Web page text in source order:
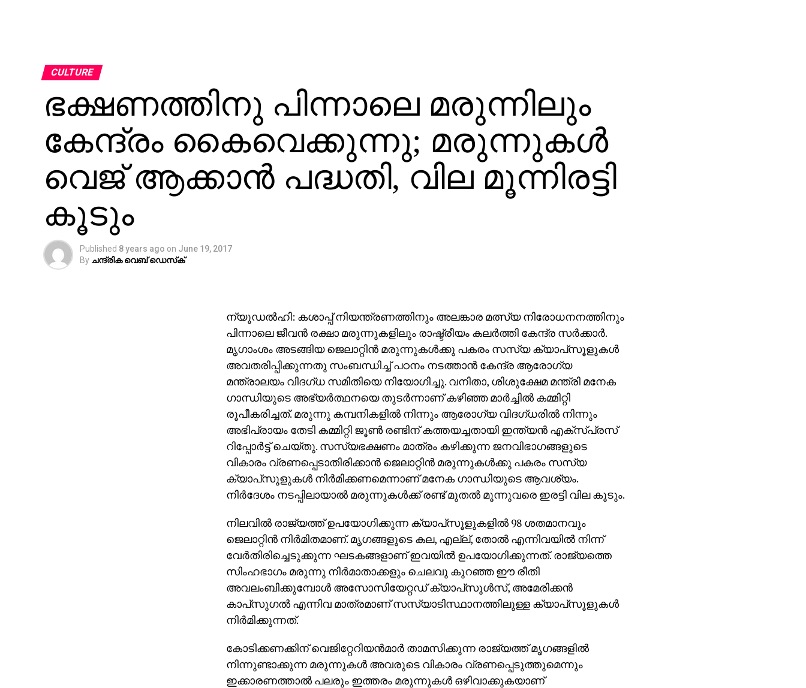
CULTURE
ഭക്ഷണത്തിനു പിന്നാലെ മരുന്നിലും
കേന്ദ്രം കൈവെക്കുന്നു; മരുന്നുകള്‍
വെജ് ആക്കാന്‍ പദ്ധതി, വില മൂന്നിരട്ടി
കൂടും
Published 8 years ago on June 19, 2017
By ചന്ദ്രിക വെബ് ഡെസ്‌ക്‌
ന്യൂഡല്‍ഹി: കശാപ്പ് നിയന്ത്രണത്തിനും അലങ്കാര മത്സ്യ നിരോധനനത്തിനും
പിന്നാലെ ജീവന്‍ രക്ഷാ മരുന്നുകളിലും രാഷ്ട്രീയം കലര്‍ത്തി കേന്ദ്ര സര്‍ക്കാര്‍.
മൃഗാംശം അടങ്ങിയ ജെലാറ്റിന്‍ മരുന്നുകള്‍ക്കു പകരം സസ്യ ക്യാപ്‌സൂളുകള്‍
അവതരിപ്പിക്കുന്നതു സംബന്ധിച്ച് പഠനം നടത്താന്‍ കേന്ദ്ര ആരോഗ്യ
മന്ത്രാലയം വിദഗ്ധ സമിതിയെ നിയോഗിച്ചു. വനിതാ, ശിശുക്ഷേമ മന്ത്രി മനേക
ഗാന്ധിയുടെ അഭ്യര്‍ത്ഥനയെ തുടര്‍ന്നാണ് കഴിഞ്ഞ മാര്‍ച്ചില്‍ കമ്മിറ്റി
രൂപീകരിച്ചത്. മരുന്നു കമ്പനികളില്‍ നിന്നും ആരോഗ്യ വിദഗ്ധരില്‍ നിന്നും
അഭിപ്രായം തേടി കമ്മിറ്റി ജൂണ്‍ രണ്ടിന് കത്തയച്ചതായി ഇന്ത്യന്‍ എക്‌സ്പ്രസ്
റിപ്പോര്‍ട്ട് ചെയ്തു. സസ്യഭക്ഷണം മാത്രം കഴിക്കുന്ന ജനവിഭാഗങ്ങളുടെ
വികാരം വ്രണപ്പെടാതിരിക്കാന്‍ ജെലാറ്റിന്‍ മരുന്നുകള്‍ക്കു പകരം സസ്യ
ക്യാപ്‌സൂളുകള്‍ നിര്‍മിക്കണമെന്നാണ് മനേക ഗാന്ധിയുടെ ആവശ്യം.
നിര്‍ദേശം നടപ്പിലായാല്‍ മരുന്നുകള്‍ക്ക് രണ്ട് മുതല്‍ മൂന്നുവരെ ഇരട്ടി വില കൂടും.
നിലവില്‍ രാജ്യത്ത് ഉപയോഗിക്കുന്ന ക്യാപ്‌സൂളുകളില്‍ 98 ശതമാനവും
ജെലാറ്റിന്‍ നിര്‍മിതമാണ്. മൃഗങ്ങളുടെ കല, എല്ല്, തോല്‍ എന്നിവയില്‍ നിന്ന്
വേര്‍തിരിച്ചെടുക്കുന്ന ഘടകങ്ങളാണ് ഇവയില്‍ ഉപയോഗിക്കുന്നത്. രാജ്യത്തെ
സിംഹഭാഗം മരുന്നു നിര്‍മാതാക്കളും ചെലവു കുറഞ്ഞ ഈ രീതി
അവലംബിക്കുമ്പോള്‍ അസോസിയേറ്റഡ് ക്യാപ്‌സൂള്‍സ്, അമേരിക്കന്‍
കാപ്‌സുഗല്‍ എന്നിവ മാത്രമാണ് സസ്യാടിസ്ഥാനത്തിലുള്ള ക്യാപ്‌സൂളുകള്‍
നിര്‍മിക്കുന്നത്.
കോടിക്കണക്കിന് വെജിറ്റേറിയന്‍മാര്‍ താമസിക്കുന്ന രാജ്യത്ത് മൃഗങ്ങളില്‍
നിന്നുണ്ടാക്കുന്ന മരുന്നുകള്‍ അവരുടെ വികാരം വ്രണപ്പെടുത്തുമെന്നും
ഇക്കാരണത്താല്‍ പലരും ഇത്തരം മരുന്നുകള്‍ ഒഴിവാക്കുകയാണ്